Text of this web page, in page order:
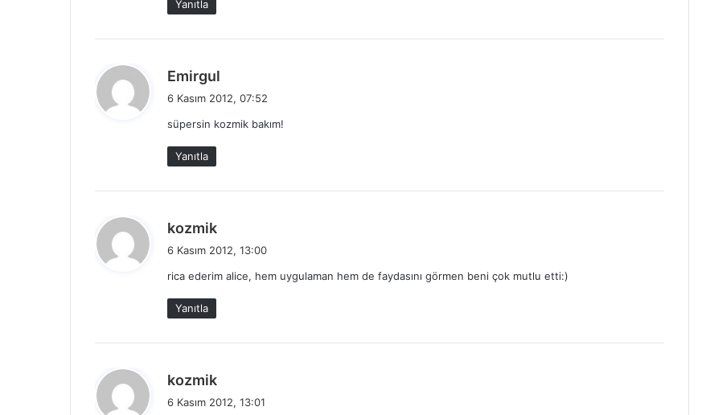
Yanıtla
Emirgul
i
6 Kasım 2012, 07:52
süpersin kozmik bakım!
Yanıtla
kozmik
i
6 Kasım 2012, 13:00
rica ederim alice, hem uygulaman hem de faydasını görmen beni çok mutlu etti:)
Yanıtla
kozmik
6 Kasım 2012, 13:01